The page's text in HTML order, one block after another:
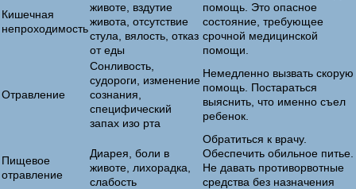
Кишечная
непроходимость
животе, вздутие
живота, отсутствие
стула, вялость, отказ
от еды
помощь. Это опасное
состояние, требующее
срочной медицинской
помощи.
Отравление
Сонливость,
судороги, изменение
сознания,
специфический
запах изо рта
Немедленно вызвать скорую
помощь. Постараться
выяснить, что именно съел
ребенок.
Пищевое
отравление
Диарея, боли в
животе, лихорадка,
слабость
Обратиться к врачу.
Обеспечить обильное питье.
Не давать противорвотные
средства без назначения